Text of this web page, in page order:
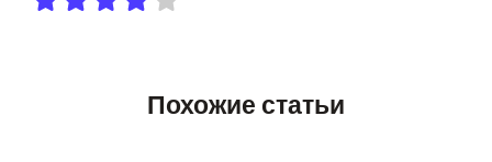
Похожие статьи